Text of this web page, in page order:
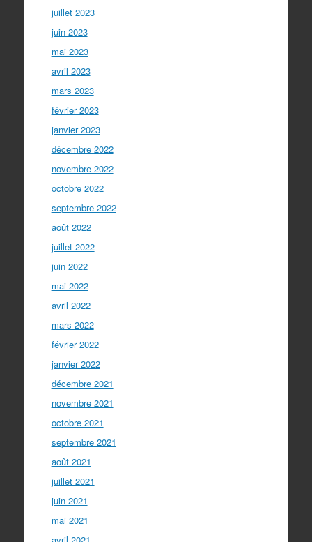
juillet 2023
juin 2023
mai 2023
avril 2023
mars 2023
février 2023
janvier 2023
décembre 2022
novembre 2022
octobre 2022
septembre 2022
août 2022
juillet 2022
juin 2022
mai 2022
avril 2022
mars 2022
février 2022
janvier 2022
décembre 2021
novembre 2021
octobre 2021
septembre 2021
août 2021
juillet 2021
juin 2021
mai 2021